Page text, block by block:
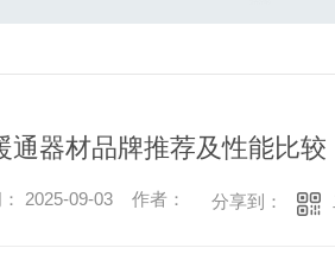
通器材品牌推荐及性能比较
2025-09-03 作者： 分享到：